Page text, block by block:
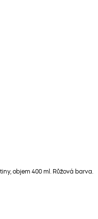
objem 400 ml. Růžová barva.